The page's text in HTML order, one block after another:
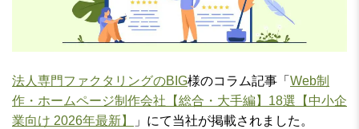
法人専門ファクタリングのBIG様のコラム記事「 Web制
作・ホームページ制作会社【総合・大手編】18選【中小企
業向け 2026年最新】
」にて当社が掲載されました。